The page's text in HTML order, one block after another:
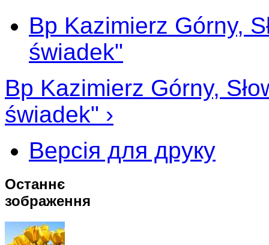
Bp Kazimierz Górny,
świadek"
Bp Kazimierz Górny,
świadek" ›
Версія для друку
Останнє
зображення